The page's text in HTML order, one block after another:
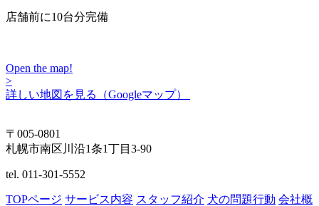
店舗前に10台分完備
Open the map!
>
詳しい地図を見る（Googleマップ）
〒005-0801
札幌市南区川沿1条1丁目3-90
tel. 011-301-5552
TOPページ サービス内容 スタッフ紹介 犬の問題行動 会社概